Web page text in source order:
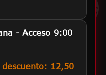
- Acceso 9:00
descuento: 12,50